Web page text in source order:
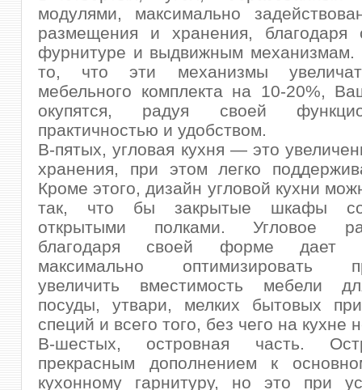
модулями, максимально
размещения и хранения, благодаря
фурнитуре и выдвижным механизмам.
то, что эти механизмы увеличат
мебельного комплекта на 10-20%,
окупятся, радуя своей
практичностью и удобством.
В-пятых, угловая кухня — это
хранения, при этом легко
Кроме этого, дизайн угловой кухни
так, что бы закрытые шкафы
открытыми полками. Угловое
благодаря своей форме дает
максимально оптимизировать
увеличить вместимость мебели
посуды, утвари, мелких бытовых
специй и всего того, без чего на кухне
В-шестых, островная часть.
прекрасным дополнением к
кухонному гарнитуру, но это при